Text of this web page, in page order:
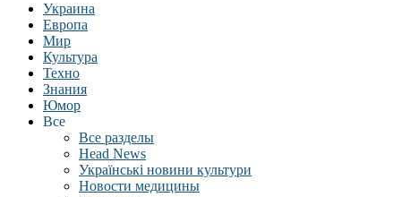
Украина
Европа
Мир
Культура
Техно
Знания
Юмор
Все
Все разделы
Head News
Українські новини культури
Новости медицины